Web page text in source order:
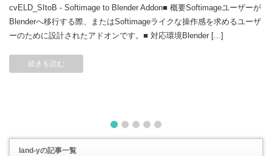
cvELD_SItoB - Softimage to Blender Addon■ 概要Softimageユーザーが
Blenderへ移行する際、またはSoftimageライクな操作感を求めるユーザ
ーのために設計されたアドオンです。■ 対応環境Blender [...]
続きを読む
2026.01.26 land-y Blender Utility 未分類 0
2026.01.26 land-y Blender Rig Skinning 0
2026.01.26 land-y Blender Camera 0
2026.01.26 land-y Blender Utility
1 2 3 4
land-yの記事一覧